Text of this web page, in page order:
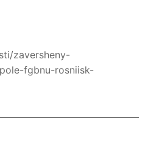
zaversheny-
fgbnu-rosniisk-